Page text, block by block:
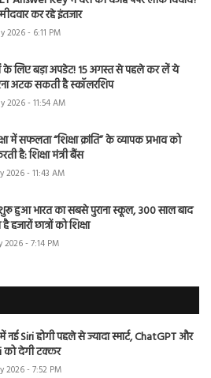
कर रहे इंतजार
2026 - 6:11 PM
के लिए बड़ा अपडेट! 15 अगस्त से पहले कर लें ये
अटक सकती है स्कॉलरशिप
2026 - 11:54 AM
में सफलता “शिक्षा क्रांति” के व्यापक प्रभाव को
है: शिक्षा मंत्री बैंस
2026 - 11:43 AM
हुआ भारत का सबसे पुराना स्कूल, 300 साल बाद
हजारों छात्रों को शिक्षा
2026 - 7:14 PM
नई Siri होगी पहले से ज्यादा स्मार्ट, ChatGPT और
को देगी टक्कर
2026 - 7:52 PM